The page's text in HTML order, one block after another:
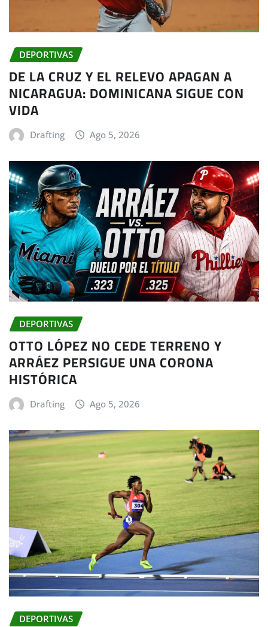
DEPORTIVAS
DE LA CRUZ Y EL RELEVO APAGAN A
NICARAGUA: DOMINICANA SIGUE CON
VIDA
Drafting Ago 5, 2026
DEPORTIVAS
OTTO LÓPEZ NO CEDE TERRENO Y
ARRÁEZ PERSIGUE UNA CORONA
HISTÓRICA
Drafting Ago 5, 2026
DEPORTIVAS